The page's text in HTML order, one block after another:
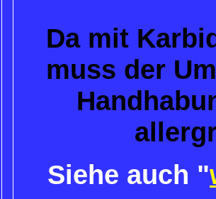
Da mit
muss der
Siehe auch "